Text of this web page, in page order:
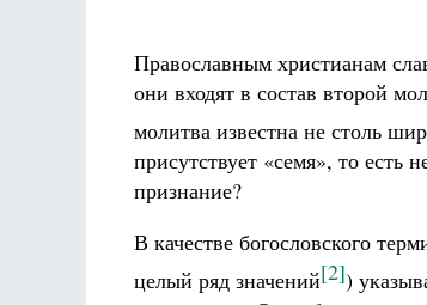
Православным христианам
они входят в состав второй
молитва известна не столь
присутствует «семя», то есть
признание?
В качестве богословского
целый ряд значений[2])